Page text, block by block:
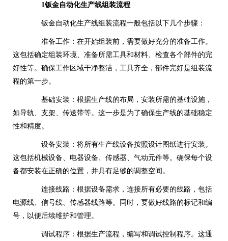
1钣金自动化生产线组装流程
钣金自动化生产线组装流程一般包括以下几个步骤：
准备工作：在开始组装前，需要做好充分的准备工作。
这包括确定组装环境、准备所需工具和材料、检查各个部件的完
好性等。确保工作区域干净整洁，工具齐全，部件完好是组装流
程的第一步。
基础安装：根据生产线的布局，安装所需的基础设施，
如导轨、支架、传送带等。这一步是为了确保生产线的基础稳定
性和精度。
设备安装：将所有生产线设备按照设计图纸进行安装。
这包括机械设备、电器设备、传感器、气动元件等。确保每个设
备都安装在正确的位置，并具有足够的调整空间。
连接线路：根据设备需求，连接所有必要的线路，包括
电源线、信号线、传感器线路等。同时，要做好线路的标记和编
号，以便后续维护和管理。
调试程序：根据生产流程，编写和调试控制程序。这通